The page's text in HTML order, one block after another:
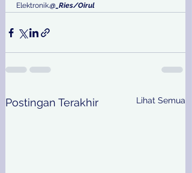
Elektronik.@_Ries/Oirul
Postingan Terakhir Lihat Semua